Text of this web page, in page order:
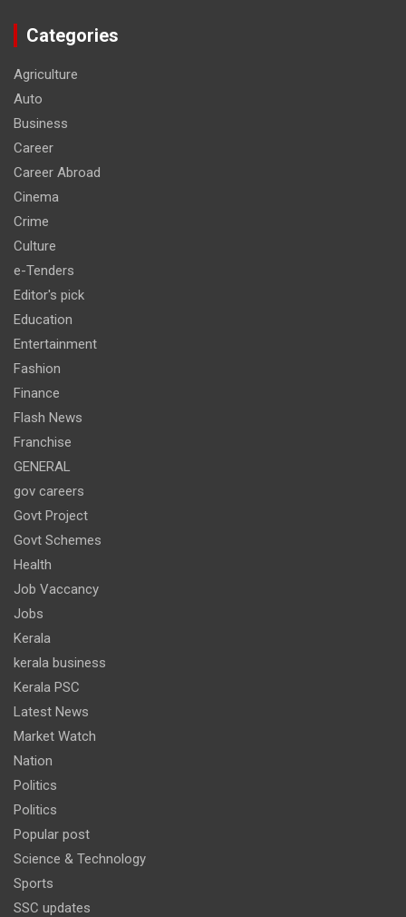
Categories
Agriculture
Auto
Business
Career
Career Abroad
Cinema
Crime
Culture
e-Tenders
Editor's pick
Education
Entertainment
Fashion
Finance
Flash News
Franchise
GENERAL
gov careers
Govt Project
Govt Schemes
Health
Job Vaccancy
Jobs
Kerala
kerala business
Kerala PSC
Latest News
Market Watch
Nation
Politics
Politics
Popular post
Science & Technology
Sports
SSC updates